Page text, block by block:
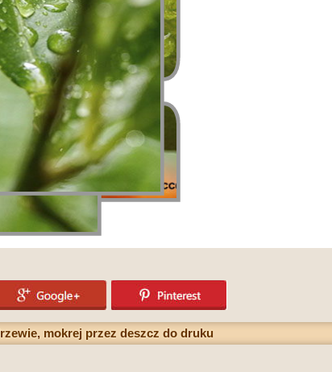
mokrej przez deszcz do druku